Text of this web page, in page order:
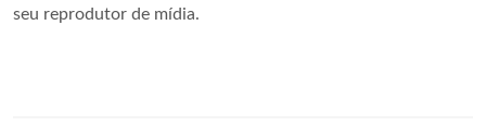
seu reprodutor de mídia.